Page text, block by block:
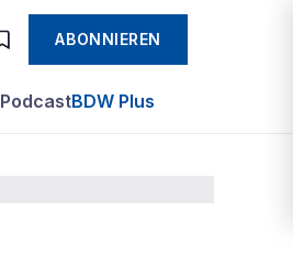
ABONNIEREN
PodcastBDW Plus